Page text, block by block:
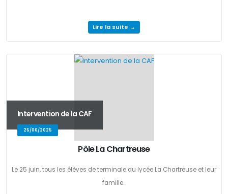
Lire la suite →
Intervention de la CAF
25/06/2025
Pôle La Chartreuse
Le 25 juin, tous les élèves de terminale du lycée La Chartreuse et leur
famille...